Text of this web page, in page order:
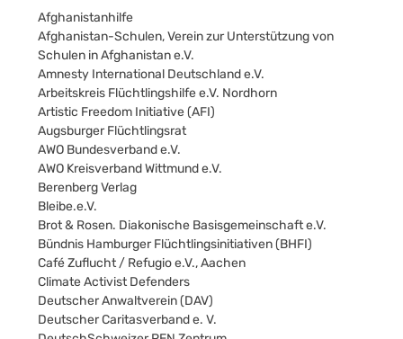
Afghanistanhilfe
Afghanistan-Schulen, Verein zur Unterstützung von
Schulen in Afghanistan e.V.
Amnesty International Deutschland e.V.
Arbeitskreis Flüchtlingshilfe e.V. Nordhorn
Artistic Freedom Initiative (AFI)
Augsburger Flüchtlingsrat
AWO Bundesverband e.V.
AWO Kreisverband Wittmund e.V.
Berenberg Verlag
Bleibe.e.V.
Brot & Rosen. Diakonische Basisgemeinschaft e.V.
Bündnis Hamburger Flüchtlingsinitiativen (BHFI)
Café Zuflucht / Refugio e.V., Aachen
Climate Activist Defenders
Deutscher Anwaltverein (DAV)
Deutscher Caritasverband e. V.